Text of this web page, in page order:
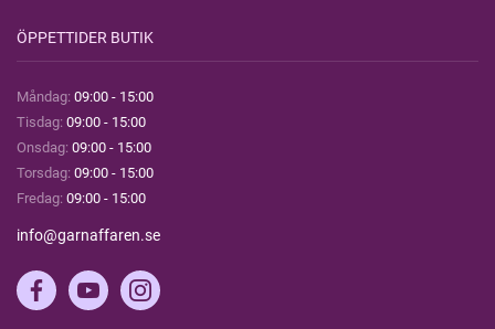
ÖPPETTIDER BUTIK
Måndag: 09:00 - 15:00
Tisdag: 09:00 - 15:00
Onsdag: 09:00 - 15:00
Torsdag: 09:00 - 15:00
Fredag: 09:00 - 15:00
info@garnaffaren.se